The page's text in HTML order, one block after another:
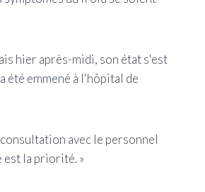
hier après-midi, son état s'est
été emmené à l'hôpital de
avec le personnel
est la priorité. »